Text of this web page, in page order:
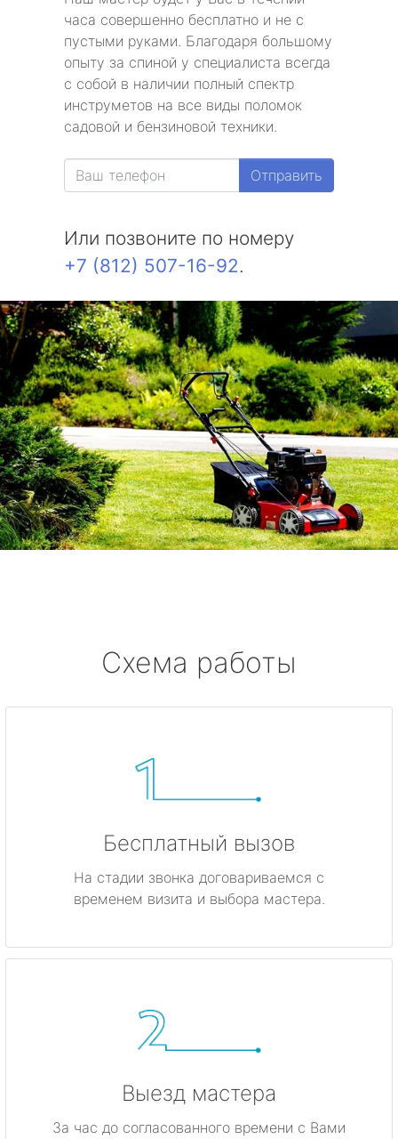
часа совершенно бесплатно и не с
пустыми руками. Благодаря большому
опыту за спиной у специалиста всегда
с собой в наличии полный спектр
инструметов на все виды поломок
садовой и бензиновой техники.
Отправить
Или позвоните по номеру
+7 (812) 507-16-92.
Схема работы
Бесплатный вызов
На стадии звонка договариваемся с
временем визита и выбора мастера.
Выезд мастера
За час до согласованного времени с Вами